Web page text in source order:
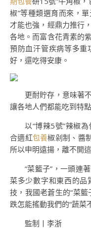
椒”等種類選育而來，
才能也強，經鼎力推行
各地。而富含花青素的
預防血汗管疾病等多重
好，還吃得安康。
更耐貯存，意味著
讓各地人們都能吃到特
以“博辣5號”辣椒
合適紅包養椒剁制、醬
所以申明遠揚，離不開
“菜籃子”，一頭連
菜多少數字和東西的品
技，我國老蒼生的“菜
跌怎能搖動我們的“蔬菜
監制丨李浙